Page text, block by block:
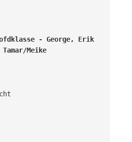
- George, Erik
Meike